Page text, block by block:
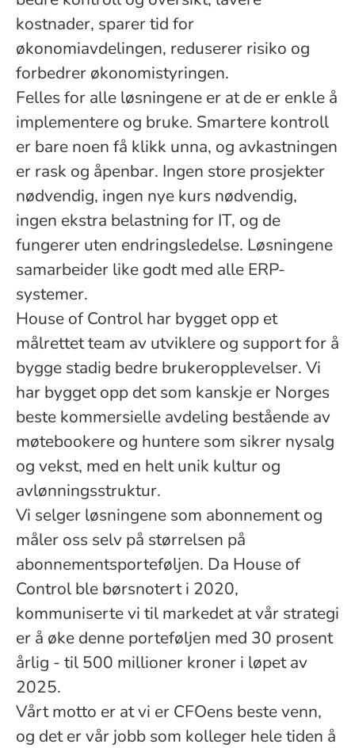
kostnader, sparer tid for
økonomiavdelingen, reduserer risiko og
forbedrer økonomistyringen.
Felles for alle løsningene er at de er enkle å
implementere og bruke. Smartere kontroll
er bare noen få klikk unna, og avkastningen
er rask og åpenbar. Ingen store prosjekter
nødvendig, ingen nye kurs nødvendig,
ingen ekstra belastning for IT, og de
fungerer uten endringsledelse. Løsningene
samarbeider like godt med alle ERP-
systemer.
House of Control har bygget opp et
målrettet team av utviklere og support for å
bygge stadig bedre brukeropplevelser. Vi
har bygget opp det som kanskje er Norges
beste kommersielle avdeling bestående av
møtebookere og huntere som sikrer nysalg
og vekst, med en helt unik kultur og
avlønningsstruktur.
Vi selger løsningene som abonnement og
måler oss selv på størrelsen på
abonnementsporteføljen. Da House of
Control ble børsnotert i 2020,
kommuniserte vi til markedet at vår strategi
er å øke denne porteføljen med 30 prosent
årlig - til 500 millioner kroner i løpet av
2025.
Vårt motto er at vi er CFOens beste venn,
og det er vår jobb som kolleger hele tiden å